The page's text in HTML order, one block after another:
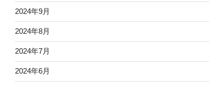
2024年9月
2024年8月
2024年7月
2024年6月